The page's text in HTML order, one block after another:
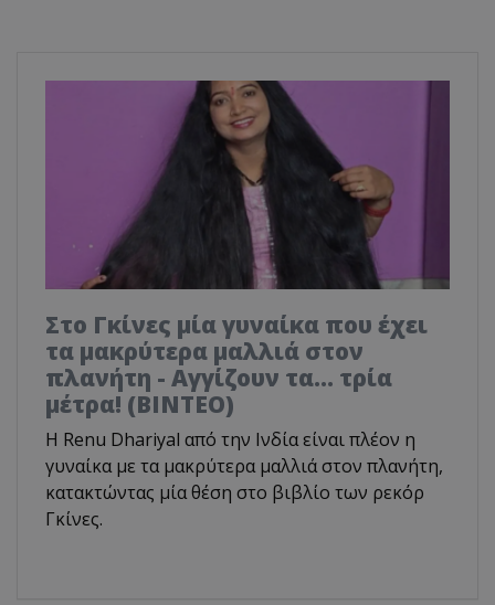
Στο Γκίνες μία γυναίκα που έχει
τα μακρύτερα μαλλιά στον
πλανήτη - Αγγίζουν τα... τρία
μέτρα! (ΒΙΝΤΕΟ)
Η Renu Dhariyal από την Ινδία είναι πλέον η
γυναίκα με τα μακρύτερα μαλλιά στον πλανήτη,
κατακτώντας μία θέση στο βιβλίο των ρεκόρ
Γκίνες.